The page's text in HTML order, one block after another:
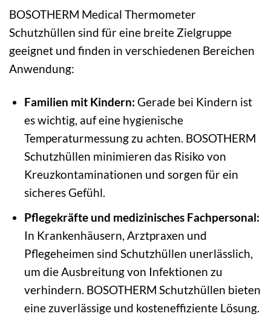
BOSOTHERM Medical Thermometer
Schutzhüllen sind für eine breite Zielgruppe
geeignet und finden in verschiedenen Bereichen
Anwendung:
Familien mit Kindern: Gerade bei Kindern ist
es wichtig, auf eine hygienische
Temperaturmessung zu achten. BOSOTHERM
Schutzhüllen minimieren das Risiko von
Kreuzkontaminationen und sorgen für ein
sicheres Gefühl.
Pflegekräfte und medizinisches Fachpersonal:
In Krankenhäusern, Arztpraxen und
Pflegeheimen sind Schutzhüllen unerlässlich,
um die Ausbreitung von Infektionen zu
verhindern. BOSOTHERM Schutzhüllen bieten
eine zuverlässige und kosteneffiziente Lösung.